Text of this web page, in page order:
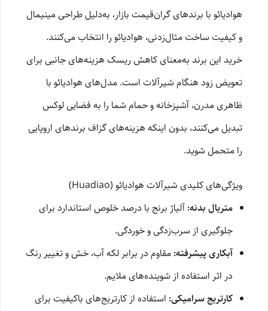
هوادیائو با برندهای گران‌قیمت بازار، به‌دلیل طراحی مینیمال
و کیفیت ساخت مثال‌زدنی، هوادیائو را انتخاب می‌کنند.
خرید این برند به‌معنای کاهش ریسک هزینه‌های جانبی برای
تعویض زود هنگام شیرآلات است. مدل‌های هوادیائو با
ظاهری مدرن، آشپزخانه و حمام شما را به فضایی لوکس
تبدیل می‌کنند، بدون اینکه هزینه‌های گزاف برندهای اروپایی
را متحمل شوید.
ویژگی‌های کلیدی شیرآلات هوادیائو (Huadiao)
متریال بدنه: آلیاژ برنج با درصد خلوص استاندارد برای
جلوگیری از سرب‌زدگی و خوردگی.
آبکاری پیشرفته: مقاوم در برابر لکه آب، خش و تغییر رنگ
در اثر استفاده از شوینده‌های ملایم.
کارتریج سرامیکی: استفاده از کارتریج‌های باکیفیت برای